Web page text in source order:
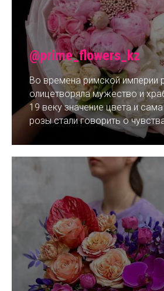
@prime_flowers_kz
Во времена римской империи
олицетворяла мужество и
19 веку значение цвета и
розы стали говорить о